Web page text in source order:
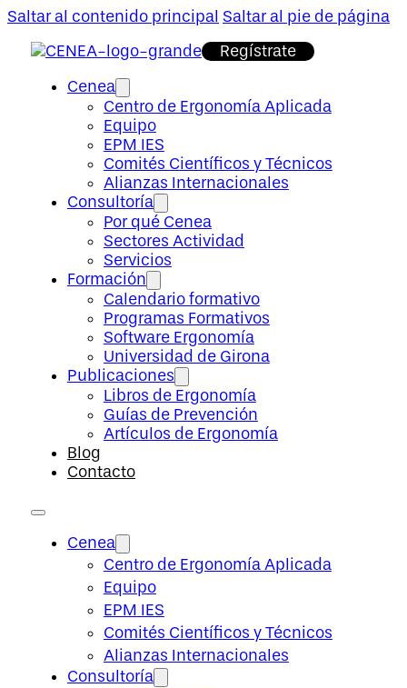
Saltar al contenido principal Saltar al pie de página
Regístrate
Cenea
Centro de Ergonomía Aplicada
Equipo
EPM IES
Comités Científicos y Técnicos
Alianzas Internacionales
Consultoría
Por qué Cenea
Sectores Actividad
Servicios
Formación
Calendario formativo
Programas Formativos
Software Ergonomía
Universidad de Girona
Publicaciones
Libros de Ergonomía
Guías de Prevención
Artículos de Ergonomía
Blog
Contacto
Cenea
Centro de Ergonomía Aplicada
Equipo
EPM IES
Comités Científicos y Técnicos
Alianzas Internacionales
Consultoría